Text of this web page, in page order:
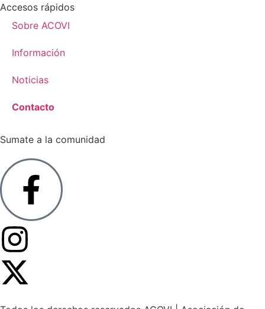
Accesos rápidos
Sobre ACOVI
Información
Noticias
Contacto
Sumate a la comunidad